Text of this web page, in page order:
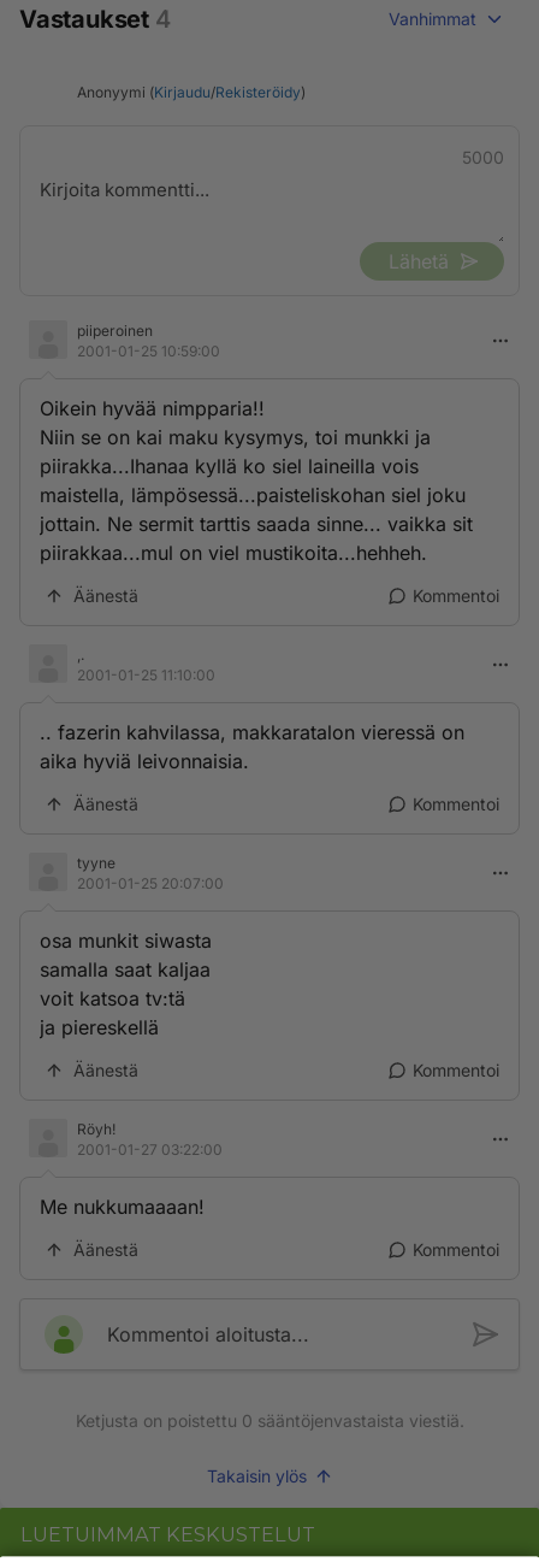
Vastaukset 4 Vanhimmat
Anonyymi (Kirjaudu/Rekisteröidy)
5000
Lähetä
piiperoinen
2001-01-25 10:59:00
Oikein hyvää nimpparia!!
Niin se on kai maku kysymys, toi munkki ja
piirakka...Ihanaa kyllä ko siel laineilla vois
maistella, lämpösessä...paisteliskohan siel joku
jottain. Ne sermit tarttis saada sinne... vaikka sit
piirakkaa...mul on viel mustikoita...hehheh.
Äänestä Kommentoi
,.
2001-01-25 11:10:00
.. fazerin kahvilassa, makkaratalon vieressä on
aika hyviä leivonnaisia.
Äänestä Kommentoi
tyyne
2001-01-25 20:07:00
osa munkit siwasta
samalla saat kaljaa
voit katsoa tv:tä
ja piereskellä
Äänestä Kommentoi
Röyh!
2001-01-27 03:22:00
Me nukkumaaaan!
Äänestä Kommentoi
Kommentoi aloitusta...
Ketjusta on poistettu 0 sääntöjenvastaista viestiä.
Takaisin ylös
LUETUIMMAT KESKUSTELUT